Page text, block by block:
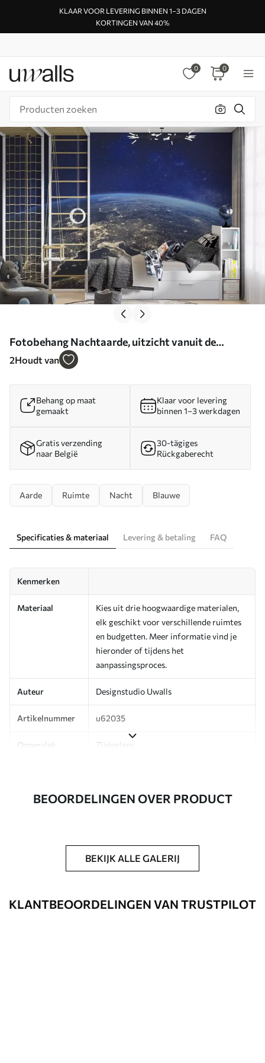
KLAAR VOOR LEVERING BINNEN 1–3 DAGEN
KORTINGEN VAN 40%
0 0
Fotobehang Nachtaarde, uitzicht vanuit de
stratosfeer N° u62035
2Houdt van
Behang op maat
gemaakt
Klaar voor levering
binnen 1–3 werkdagen
Gratis verzending
naar België
30-tägiges
Rückgaberecht
Aarde Ruimte Nacht Blauwe
Specificaties & materiaal Levering & betaling FAQ
Kenmerken
Materiaal
Kies uit drie hoogwaardige materialen,
elk geschikt voor verschillende ruimtes
en budgetten. Meer informatie vind je
hieronder of tijdens het
aanpassingsproces.
Auteur Designstudio Uwalls
Artikelnummer u62035
Oppervlak Zijdeglans.
Kan voorzichtig worden gereinigd met
BEOORDELINGEN OVER PRODUCT
BEKIJK ALLE GALERIJ
KLANTBEOORDELINGEN VAN TRUSTPILOT